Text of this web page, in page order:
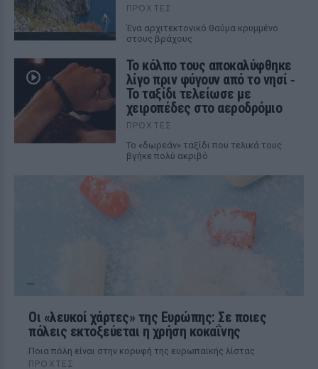
ΠΡΟΧΤΈΣ
Ένα αρχιτεκτονικό θαύμα κρυμμένο
στους βράχους
Το κόλπο τους αποκαλύφθηκε
λίγο πριν φύγουν από το νησί ‑
Το ταξίδι τελείωσε με
χειροπέδες στο αεροδρόμιο
ΠΡΟΧΤΈΣ
Το «δωρεάν» ταξίδι που τελικά τους
βγήκε πολύ ακριβό
Οι «λευκοί χάρτες» της Ευρώπης: Σε ποιες
πόλεις εκτοξεύεται η χρήση κοκαΐνης
Ποια πόλη είναι στην κορυφή της ευρωπαϊκής λίστας
ΠΡΟΧΤΈΣ